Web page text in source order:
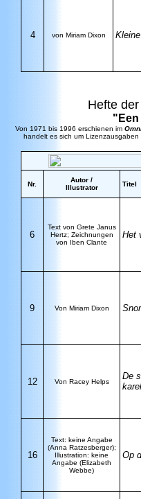
4 von Miriam Dixon
Hefte der
Von 1971 bis 1996 erschienen im
handelt es sich um Lizenzausgaben
Nr.
Autor /
Illustrator
Titel
6
Text von Grete Janus
Hertz; Zeichnungen
von Iben Clante
Het
9 Von Miriam Dixon
12 Von Racey Helps
De
16
Text: keine Angabe
(Anna Ratzesberger);
Illustration: keine
Angabe (Elizabeth
Webbe)
Op